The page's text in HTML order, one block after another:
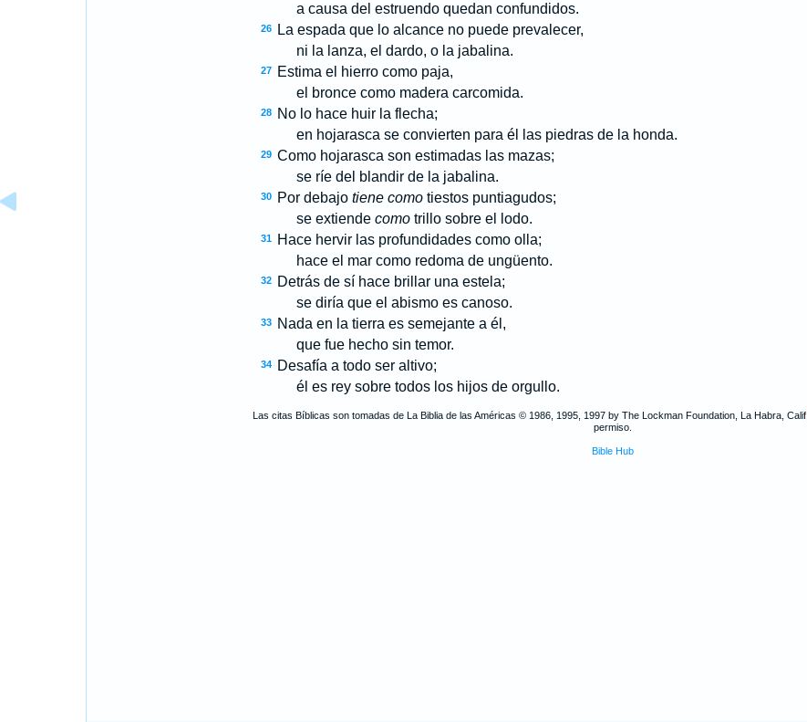
a causa del estruendo quedan confundidos.
26
La espada que lo alcance no puede prevalecer,
ni la lanza, el dardo, o la jabalina.
27
Estima el hierro como paja,
el bronce como madera carcomida.
28
No lo hace huir la flecha;
en hojarasca se convierten para él las piedras de la honda.
29 Como hojarasca son estimadas las mazas;
se ríe del blandir de la jabalina.
30 Por debajo tiene comotiestos puntiagudos;
se extiende comotrillo sobre el lodo.
31
Hace hervir las profundidades como olla;
hace el mar como redoma de ungüento.
32
Detrás de sí hace brillar una estela;
se diría que el abismo es canoso.
33
Nada en la tierra es semejante a él,
que fue hecho sin temor.
34
Desafía a todo ser altivo;
él es rey sobre todos los hijos de orgullo.
Las citas Bíblicas son tomadas de La Biblia de las Américas © 1986, 1995, 1997 by The Lockman Foundation, La Habra, Calif,
permiso.
Bible Hub